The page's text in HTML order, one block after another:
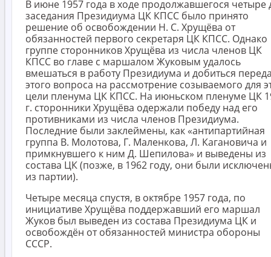
В июне 1957 года в ходе продолжавшегося четыре
заседания Президиума ЦК КПСС было принято
решение об освобождении Н. С. Хрущёва от
обязанностей первого секретаря ЦК КПСС. Однако
группе сторонников Хрущёва из числа членов ЦК
КПСС во главе с маршалом Жуковым удалось
вмешаться в работу Президиума и добиться
этого вопроса на рассмотрение созываемого для
цели пленума ЦК КПСС. На июньском пленуме ЦК
г. сторонники Хрущёва одержали победу над его
противниками из числа членов Президиума.
Последние были заклеймены, как «антипартийная
группа В. Молотова, Г. Маленкова, Л. Кагановича и
примкнувшего к ним Д. Шепилова» и выведены из
состава ЦК (позже, в 1962 году, они были
из партии).
Четыре месяца спустя, в октябре 1957 года, по
инициативе Хрущёва поддержавший его маршал
Жуков был выведен из состава Президиума ЦК и
освобождён от обязанностей министра обороны
СССР.